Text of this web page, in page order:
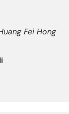
Fei Hong